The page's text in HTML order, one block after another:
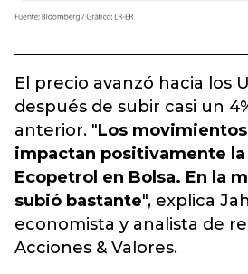
El precio avanzó hacia los
después de subir casi un
anterior. "Los
impactan positivamente
Ecopetrol en Bolsa. En la
subió bastante", explica
economista y analista de
Acciones & Valores.